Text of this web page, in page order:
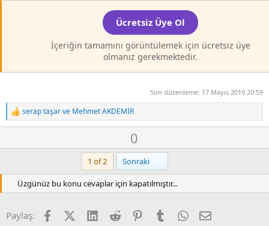
Ücretsiz Üye Ol
İçeriğin tamamını görüntülemek için ücretsiz üye
olmanız gerekmektedir.
Son düzenleme: 17 Mayıs 2019 20:59
T
e
e
:
serap taşarve Mehmet AKDEMİR
O
y
l
a
0
o
n
v
t
1 of 2 Sonraki
Üzgünüz bu konu cevaplar için kapatılmıştır...
Paylaş: FacebookX (Twitter)
LinkedIn
Reddit PinterestTumblrWhatsApp
E-posta